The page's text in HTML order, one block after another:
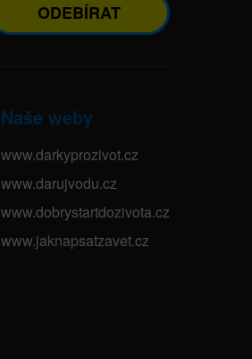
ODEBÍRAT
Naše weby
www.darkyprozivot.cz
www.darujvodu.cz
www.dobrystartdozivota.cz
www.jaknapsatzavet.cz